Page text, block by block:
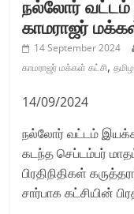
நல்லோர் வட்டம்
காமராஜர்
14 September 2024
காமராஜர் மக்கள் கட்சி,
14/09/2024
நல்லோர் வட்டம்
கடந்த செப்டம்பர்
பிரதிநிதிகள்
சார்பாக கட்சியின்